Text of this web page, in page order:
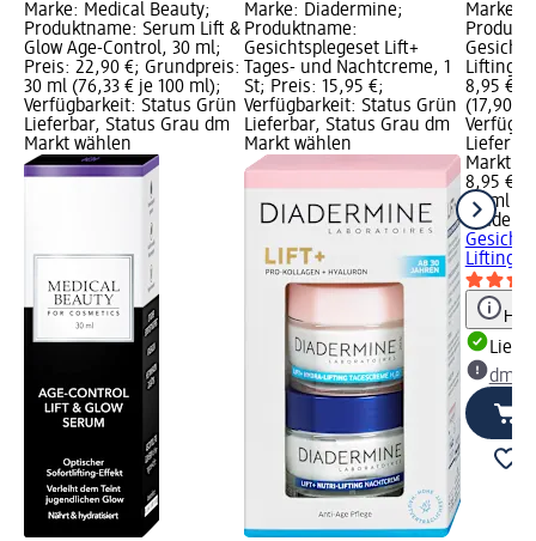
Marke: Medical Beauty;
Produktname: Serum Lift &
Glow Age-Control, 30 ml;
Preis: 22,90 €; Grundpreis:
30 ml (76,33 € je 100 ml);
Verfügbarkeit: Status Grün
Lieferbar, Status Grau dm
Markt wählen
Marke: Diadermine;
Produktname:
Gesichtsplegeset Lift+
Tages- und Nachtcreme, 1
St; Preis: 15,95 €;
Verfügbarkeit: Status Grün
Lieferbar, Status Grau dm
Markt wählen
Marke:
Lifting
8,95 €;
(17,90 €
Markt
8,95 €
50 ml
Lifting
dm